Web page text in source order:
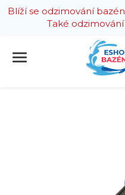
Blíží se odzimování
Také